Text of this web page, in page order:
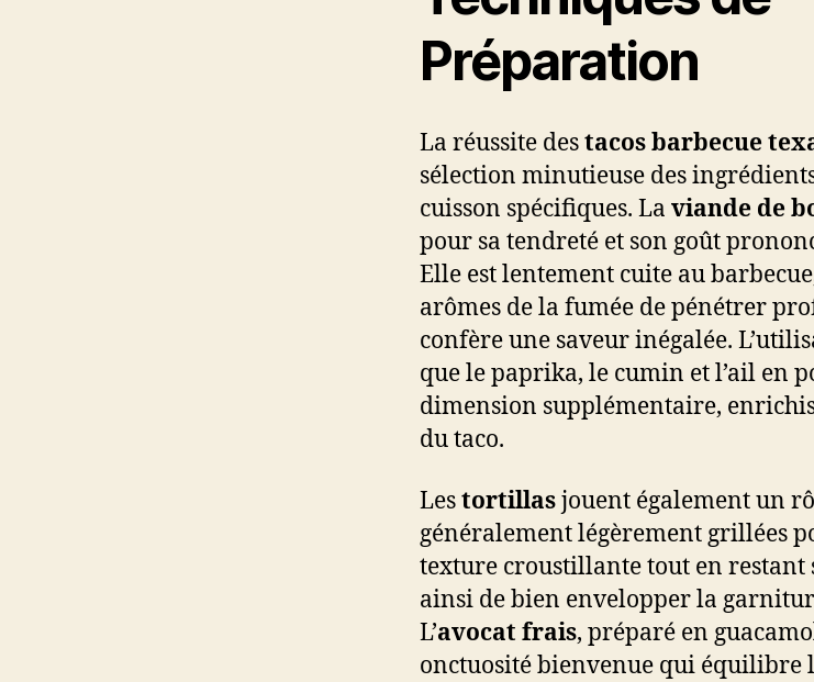
Préparation
La réussite destacos barbecue
sélection minutieuse des
cuisson spécifiques. La viande de
pour sa tendreté et son goût
Elle est lentement cuite au
arômes de la fumée de pénétrer
confère une saveur inégalée.
que le paprika, le cumin et l’ail en
dimension supplémentaire,
du taco.
Lestortillasjouent également un
généralement légèrement grillées
texture croustillante tout en restant
ainsi de bien envelopper la
L’avocat frais, préparé en
onctuosité bienvenue qui équilibre